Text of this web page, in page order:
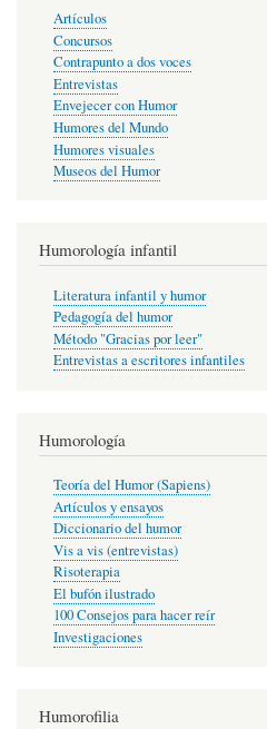
Artículos
Concursos
Contrapunto a dos voces
Entrevistas
Envejecer con Humor
Humores del Mundo
Humores visuales
Museos del Humor
Humorología infantil
Literatura infantil y humor
Pedagogía del humor
Método "Gracias por leer"
Entrevistas a escritores infantiles
Humorología
Teoría del Humor (Sapiens)
Artículos y ensayos
Diccionario del humor
Vis a vis (entrevistas)
Risoterapia
El bufón ilustrado
100 Consejos para hacer reír
Investigaciones
Humorofilia